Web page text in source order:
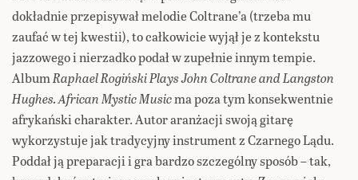
dokładnie przepisywał melodie Coltrane’a (trzeba mu
zaufać w tej kwestii), to całkowicie wyjął je z kontekstu
jazzowego i nierzadko podał w zupełnie innym tempie.
AlbumRaphael Rogiński Plays John Coltrane and Langston
Hughes. African Mystic Musicma poza tym konsekwentnie
afrykański charakter. Autor aranżacji swoją gitarę
wykorzystuje jak tradycyjny instrument z Czarnego Lądu.
Poddał ją preparacji i gra bardzo szczególny sposób – tak,